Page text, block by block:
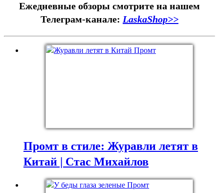
Ежедневные обзоры смотрите на нашем
Телеграм-канале: LaskaShop>>
Промт в стиле: Журавли летят в
Китай | Стас Михайлов